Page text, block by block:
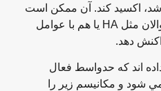
اکسيد کند. آن ممکن است
هم با عوامل کاهندة تک اکي والان مثل HA يا هم با عوامل
اند که حدواسط فعال
شود و مکانيسم زير را